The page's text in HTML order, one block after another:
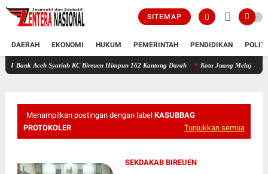
SITEMAP
DAERAH EKONOMI HUKUM PEMERINTAH PENDIDIKAN
Syariah KC Bireuen Himpun 162 Kantong Darah Kota Juang Melaju ke Putaran
Menampilkan postingan dengan label KASUBBAG
PROTOKOLER
Tunjukkan semua
SEKDAKAB BIREUEN